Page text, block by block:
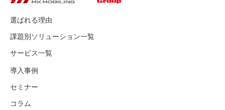
選ばれる理由
課題別ソリューション一覧
サービス一覧
導入事例
セミナー
コラム